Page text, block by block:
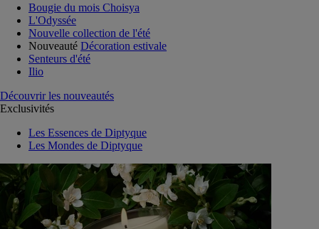
Bougie du mois Choisya
L'Odyssée
Nouvelle collection de l'été
Nouveauté Décoration estivale
Senteurs d'été
Ilio
Découvrir les nouveautés
Exclusivités
Les Essences de Diptyque
Les Mondes de Diptyque